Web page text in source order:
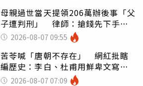
母親過世當天提領206萬辦後事「父
子遭判刑」 律師：搶錢先下手是
罪 2026-08-07 09:55
苦苓喊「唐朝不存在」 網紅批瞎
編歷史：李白、杜甫用鮮卑文寫
詩？2026-08-07 07:09